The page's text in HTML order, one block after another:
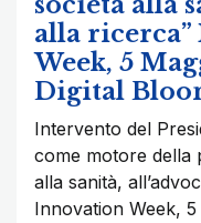
alla
Week, 5
Digital
Intervento del
come motore della
alla sanità,
Innovation Week, 5